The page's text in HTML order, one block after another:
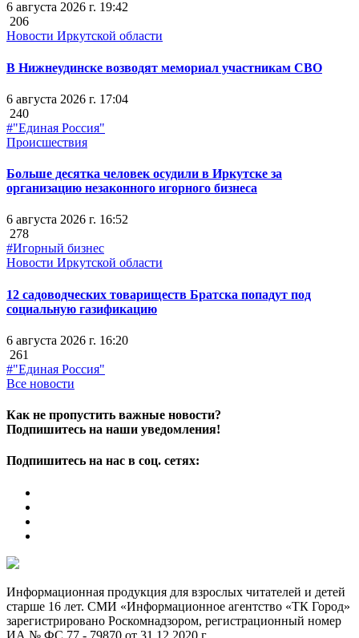
6 августа 2026 г. 19:42
206
Новости Иркутской области
В Нижнеудинске возводят мемориал участникам СВО
6 августа 2026 г. 17:04
240
#"Единая Россия"
Происшествия
Больше десятка человек осудили в Иркутске за
организацию незаконного игорного бизнеса
6 августа 2026 г. 16:52
278
#Игорный бизнес
Новости Иркутской области
12 садоводческих товариществ Братска попадут под
социальную газификацию
6 августа 2026 г. 16:20
261
#"Единая Россия"
Все новости
Как не пропустить важные новости?
Подпишитесь на наши уведомления!
Подпишитесь на нас в соц. сетях:
Информационная продукция для взрослых читателей и детей
старше 16 лет. СМИ «Информационное агентство «ТК Город»
зарегистрировано Роскомнадзором, регистрационный номер
ИА № ФС 77 - 79870 от 31.12.2020 г.